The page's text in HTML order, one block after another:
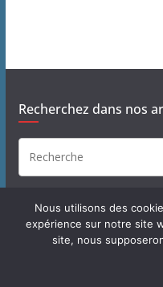
Recherchez dans nos
Copyright © 2026 J'habite
par
Nous utilisons des
expérience sur notre site
site, nous